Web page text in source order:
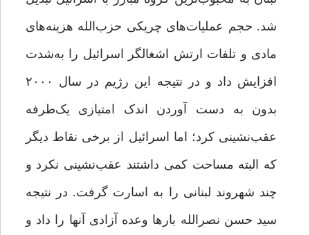
شد. حجم عملیات‌های چریکی حزب‌الله هزینه‌های
مادی و تلفات ارتش اشغالگر اسرائیل را به‌شدت
افزایش داد و در نتیجه این رژیم در سال ۲۰۰۰
بدون به دست آوردن اندک امتیازی یک‌طرفه
عقب‌نشینی کرد‌؛ اما اسرائیل از برخی نقاط دیگر
که البته مساحت ‌کمی داشتند عقب‌نشینی نکرد و
چند شهروند لبنانی را به اسارت گرفت. در نتیجه
سید حسن نصرالله بارها وعده آزادی آنها را داد و